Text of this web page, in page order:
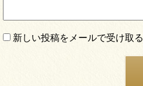
新しい投稿をメールで受け取る